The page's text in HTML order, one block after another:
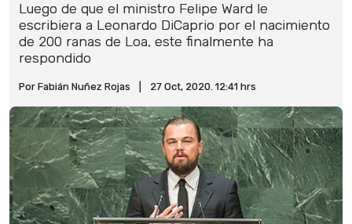
Luego de que el ministro Felipe Ward le
escribiera a Leonardo DiCaprio por el nacimiento
de 200 ranas de Loa, este finalmente ha
respondido
Por Fabián Nuñez Rojas 27 Oct, 2020. 12:41 hrs